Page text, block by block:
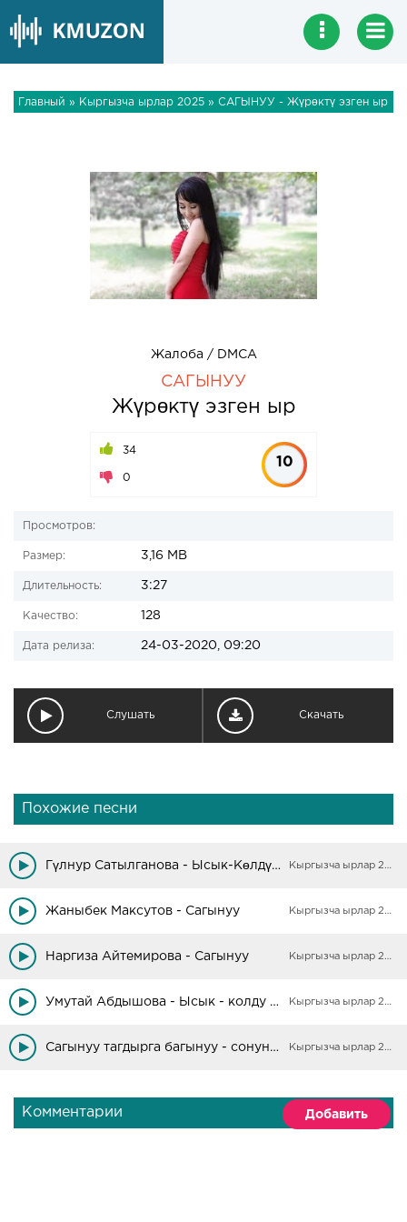
Главный » Кыргызча ырлар 2025 » САГЫНУУ - Жүрөктү эзген ыр
Жалоба / DMCA
САГЫНУУ
Жүрөктү эзген ыр
34
0
10
Просмотров:
Размер: 3,16 MB
Длительность: 3:27
Качество: 128
Дата релиза: 24-03-2020, 09:20
Слушать Скачать
Похожие песни
Гүлнур Сатылганова - Ысык-Көлдү сагынуу Кыргызча ырлар 2025
Жаныбек Максутов - Сагынуу Кыргызча ырлар 2025
Наргиза Айтемирова - Сагынуу Кыргызча ырлар 2025
Умутай Абдышова - Ысык - колду сагынуу Кыргызча ырлар 2025
Сагынуу тагдырга багынуу - сонун ыр сонун клип Кыргызча ырлар 2025
Комментарии Добавить